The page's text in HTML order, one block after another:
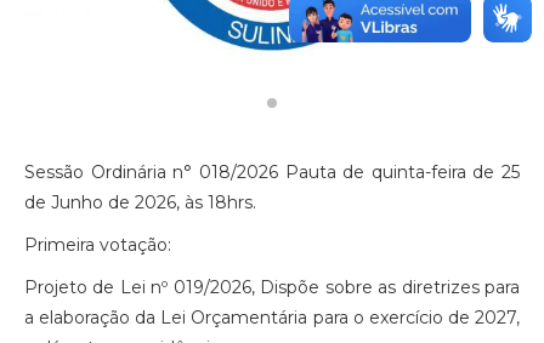
Sessão Ordinária n° 018/2026 Pauta de quinta-feira de 25
de Junho de 2026, às 18hrs.
Primeira votação:
Projeto de Lei nº 019/2026, Dispõe sobre as diretrizes para
a elaboração da Lei Orçamentária para o exercício de 2027,